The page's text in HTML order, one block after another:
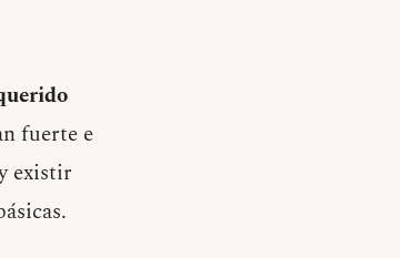
fuerte e
existir